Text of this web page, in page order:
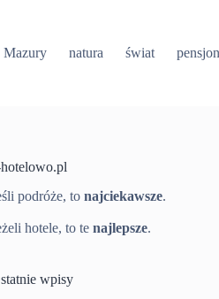
Mazury natura świat
podróże, tonajciekawsze.
hotele, to tenajlepsze.
wpisy